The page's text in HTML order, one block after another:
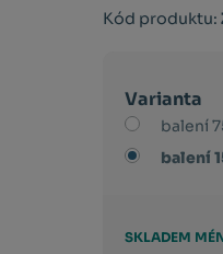
Kód produktu:
Varianta
balení
balení
SKLADEM